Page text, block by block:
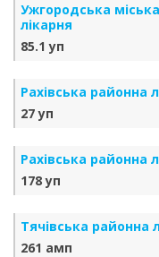
Ужгородська
лікарня
85.1 уп
Рахівська районна
27 уп
Рахівська районна
178 уп
Тячівська районна
261 амп